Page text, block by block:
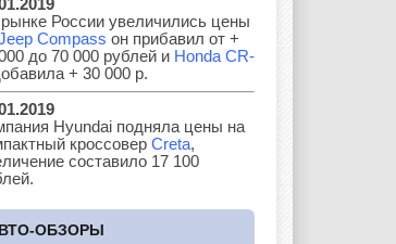
Lada Lamborghini Lancia
Rover
Lotus Lincoln Maserati
России увеличились цены
Compass он прибавил от +
до 70 000 рублей и Honda CR-
+ 30 000 р.
Hyundai подняла цены на
кроссовер Creta,
составило 17 100
ОБЗОРЫ